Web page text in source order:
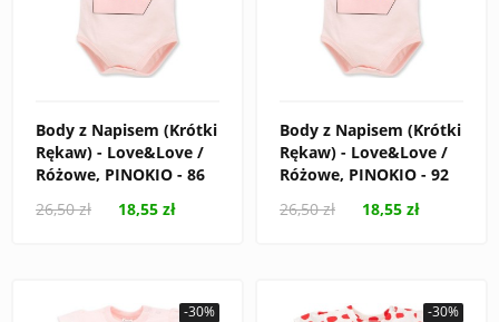
Body z Napisem (Krótki
Rękaw) - Love&Love /
Różowe, PINOKIO - 86
26,50 zł
18,55 zł
Body z Napisem (Krótki
Rękaw) - Love&Love /
Różowe, PINOKIO - 92
26,50 zł
18,55 zł
-30% -30%